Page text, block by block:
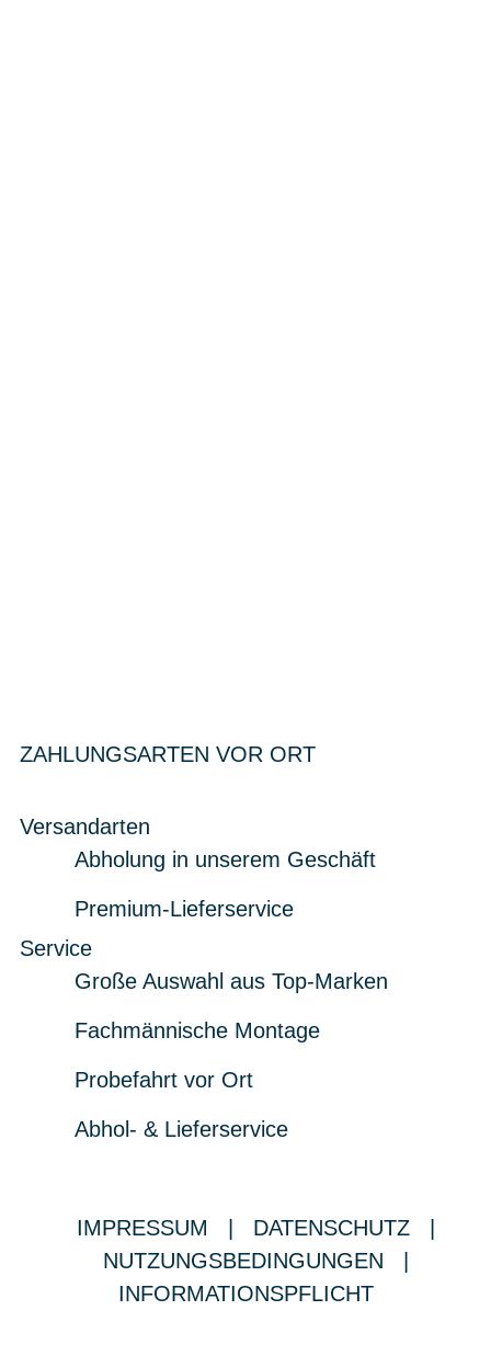
ZAHLUNGSARTEN VOR ORT
Versandarten
Abholung in unserem Geschäft
Premium-Lieferservice
Service
Große Auswahl aus Top-Marken
Fachmännische Montage
Probefahrt vor Ort
Abhol- & Lieferservice
IMPRESSUM DATENSCHUTZ
NUTZUNGSBEDINGUNGEN
INFORMATIONSPFLICHT